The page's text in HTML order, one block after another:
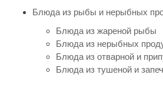
Блюда из рыбы и нерыбных
Блюда из жареной рыбы
Блюда из нерыбных
Блюда из отварной и
Блюда из тушеной и